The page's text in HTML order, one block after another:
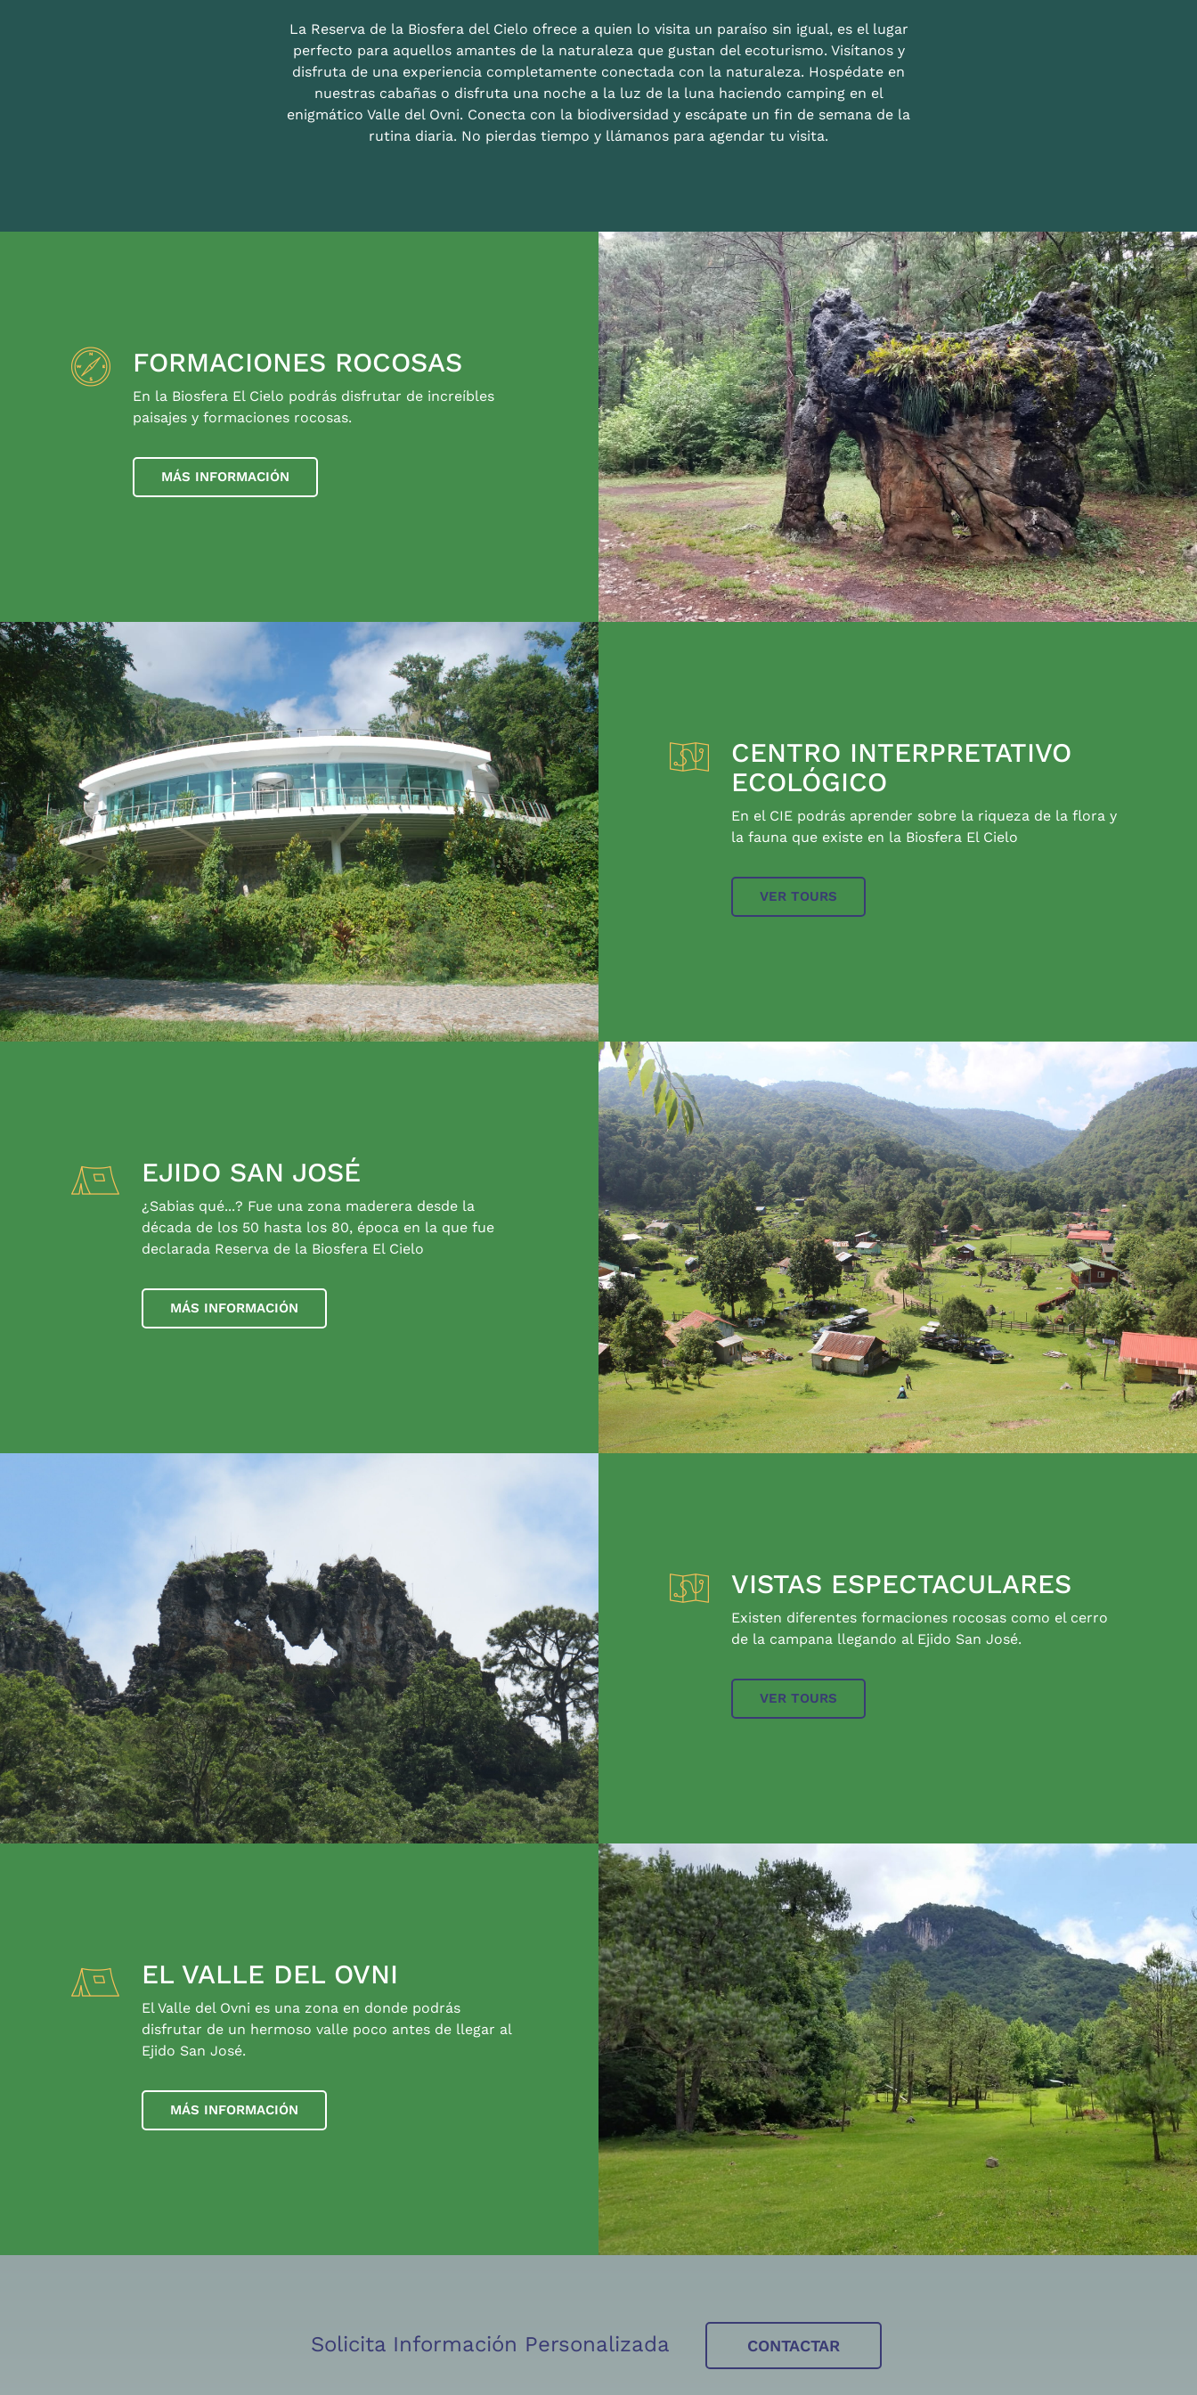
La Reserva de la Biosfera del Cielo ofrece a quien lo visita un paraíso sin igual, es el lugar
perfecto para aquellos amantes de la naturaleza que gustan del ecoturismo. Visítanos y
disfruta de una experiencia completamente conectada con la naturaleza. Hospédate en
nuestras cabañas o disfruta una noche a la luz de la luna haciendo camping en el
enigmático Valle del Ovni. Conecta con la biodiversidad y escápate un fin de semana de la
rutina diaria. No pierdas tiempo y llámanos para agendar tu visita.
FORMACIONES ROCOSAS
En la Biosfera El Cielo podrás disfrutar de increíbles
paisajes y formaciones rocosas.
MÁS INFORMACIÓN
CENTRO INTERPRETATIVO
ECOLÓGICO
En el CIE podrás aprender sobre la riqueza de la flora y
la fauna que existe en la Biosfera El Cielo
VER TOURS
EJIDO SAN JOSÉ
¿Sabias qué...? Fue una zona maderera desde la
década de los 50 hasta los 80, época en la que fue
declarada Reserva de la Biosfera El Cielo
MÁS INFORMACIÓN
VISTAS ESPECTACULARES
Existen diferentes formaciones rocosas como el cerro
de la campana llegando al Ejido San José.
VER TOURS
EL VALLE DEL OVNI
El Valle del Ovni es una zona en donde podrás
disfrutar de un hermoso valle poco antes de llegar al
Ejido San José.
MÁS INFORMACIÓN
Solicita Información Personalizada CONTACTAR